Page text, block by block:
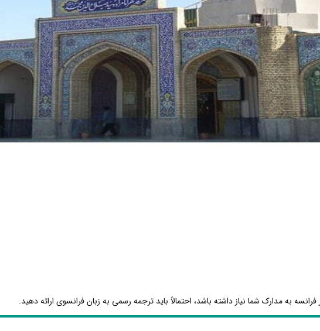
به مدارک شما نیاز داشته باشد، احتمالاً باید ترجمه رسمی به زبان فرانسوی ارائه دهید.